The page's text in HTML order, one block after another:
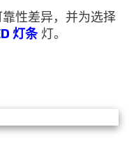
性差异，并为选择
灯条灯。